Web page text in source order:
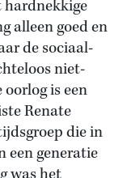
hardnekkige
alleen goed en
de sociaal-
niet-
oorlog is een
Renate
die in
een generatie